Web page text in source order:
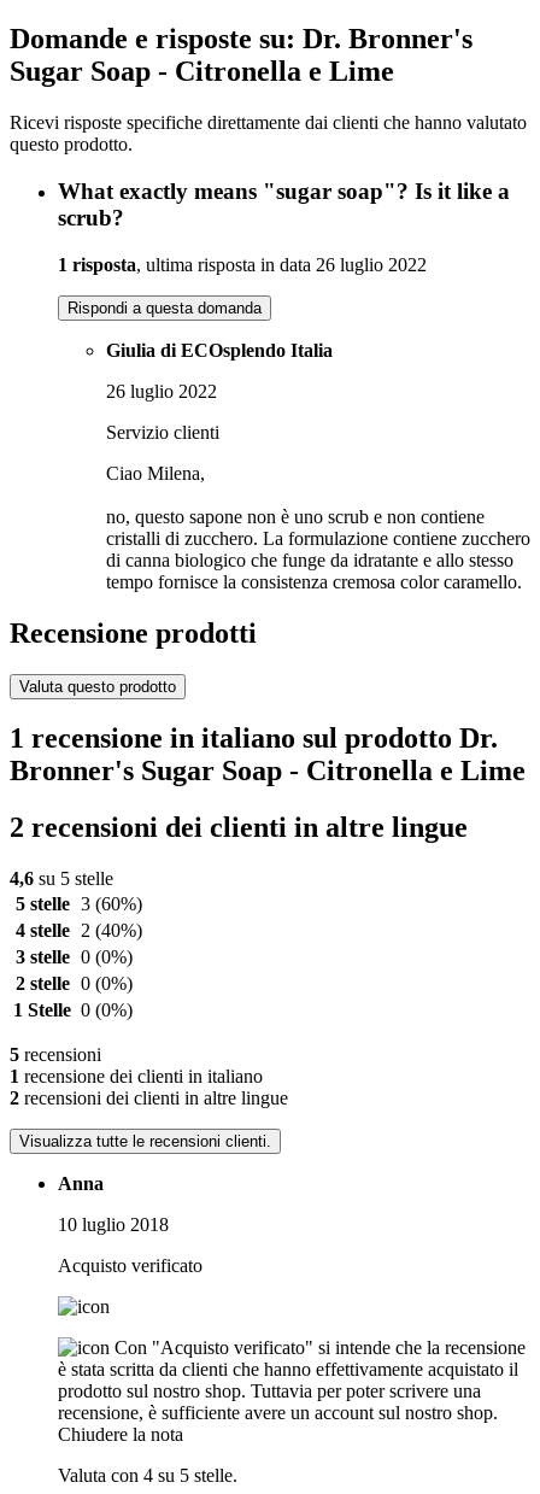
Domande e risposte su: Dr. Bronner's
Sugar Soap - Citronella e Lime
Ricevi risposte specifiche direttamente dai clienti che hanno valutato
questo prodotto.
What exactly means "sugar soap"? Is it like a
scrub?
1 risposta, ultima risposta in data 26 luglio 2022
Rispondi a questa domanda
Giulia di ECOsplendo Italia
26 luglio 2022
Servizio clienti
Ciao Milena,
no, questo sapone non è uno scrub e non contiene
cristalli di zucchero. La formulazione contiene zucchero
di canna biologico che funge da idratante e allo stesso
tempo fornisce la consistenza cremosa color caramello.
Recensione prodotti
Valuta questo prodotto
1 recensione in italiano sul prodotto Dr.
Bronner's Sugar Soap - Citronella e Lime
2 recensioni dei clienti in altre lingue
4,6 su 5 stelle
5 stelle 3 (60%)
4 stelle
2 (40%)
3 stelle 0 (0%)
2 stelle 0 (0%)
1 Stelle 0 (0%)
5 recensioni
1 recensione dei clienti in italiano
2 recensioni dei clienti in altre lingue
Visualizza tutte le recensioni clienti.
Anna
10 luglio 2018
Acquisto verificato
Con "Acquisto verificato" si intende che la recensione
è stata scritta da clienti che hanno effettivamente acquistato il
prodotto sul nostro shop. Tuttavia per poter scrivere una
recensione, è sufficiente avere un account sul nostro shop.
Chiudere la nota
Valuta con 4 su 5 stelle.